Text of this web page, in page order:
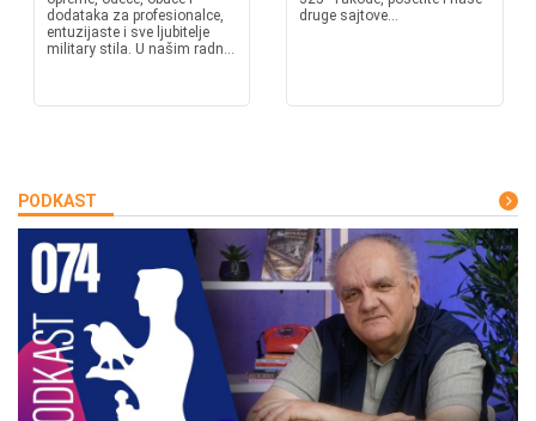
dodataka za profesionalce,
entuzijaste i sve ljubitelje
military stila. U našim radn...
druge sajtove...
PODKAST